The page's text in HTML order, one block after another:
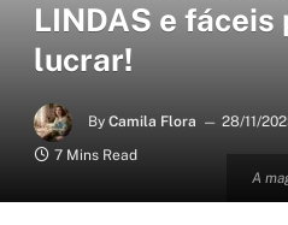
A
LINDAS e fáceis
lucrar!
By Camila Flora 28/11/
7 Mins Read